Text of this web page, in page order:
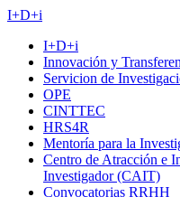
I+D+i
I+D+i
Innovación y
Servicion de
OPE
CINTTEC
HRS4R
Mentoría para la
Centro de Atracción e
Investigador (CAIT)
Convocatorias RRHH